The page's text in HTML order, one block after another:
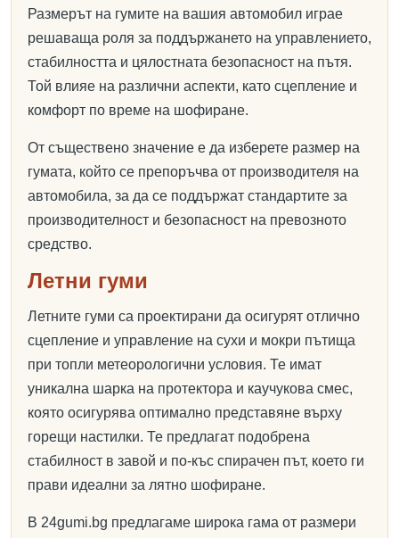
Размерът на гумите на вашия автомобил играе
решаваща роля за поддържането на управлението,
стабилността и цялостната безопасност на пътя.
Той влияе на различни аспекти, като сцепление и
комфорт по време на шофиране.
От съществено значение е да изберете размер на
гумата, който се препоръчва от производителя на
автомобила, за да се поддържат стандартите за
производителност и безопасност на превозното
средство.
Летни гуми
Летните гуми са проектирани да осигурят отлично
сцепление и управление на сухи и мокри пътища
при топли метеорологични условия. Те имат
уникална шарка на протектора и каучукова смес,
която осигурява оптимално представяне върху
горещи настилки. Те предлагат подобрена
стабилност в завой и по-къс спирачен път, което ги
прави идеални за лятно шофиране.
В 24gumi.bg предлагаме широка гама от размери